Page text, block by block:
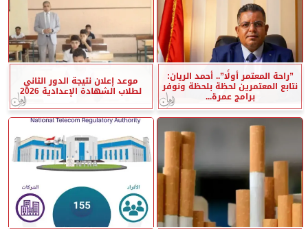
”راحة المعتمر أولًا”.. أحمد الريان:
نتابع المعتمرين لحظة بلحظة ونوفر
برامج عمرة...
موعد إعلان نتيجة الدور الثاني
لطلاب الشهادة الإعدادية 2026